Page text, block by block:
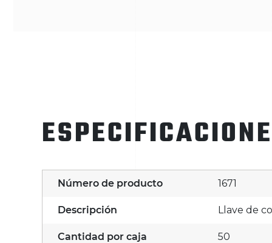
Número de producto 1671
Descripción Llave de
Cantidad por caja 50